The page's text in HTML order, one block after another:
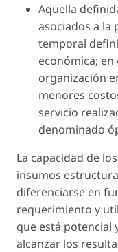
Aquella
asociados a
temporal
económica;
organización
menores
servicio
denominado
La capacidad de
insumos
diferenciarse en
requerimiento y
que está potencial
alcanzar los